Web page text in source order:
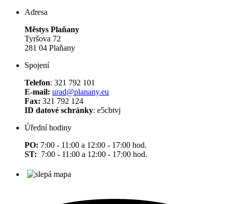
Adresa
Městys Plaňany
Tyršova 72
281 04 Plaňany
Spojení
Telefon: 321 792 101
E-mail: urad@planany.eu
Fax: 321 792 124
ID datové schránky: e5cbtvj
Úřední hodiny
PO: 7:00 - 11:00 a 12:00 - 17:00 hod.
ST: 7:00 - 11:00 a 12:00 - 17:00 hod.